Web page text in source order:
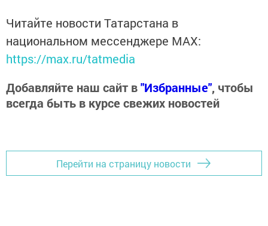
Читайте новости Татарстана в
национальном мессенджере MАХ:
https://max.ru/tatmedia
Добавляйте наш сайт в"Избранные", чтобы
всегда быть в курсе свежих новостей
Перейти на страницу новости